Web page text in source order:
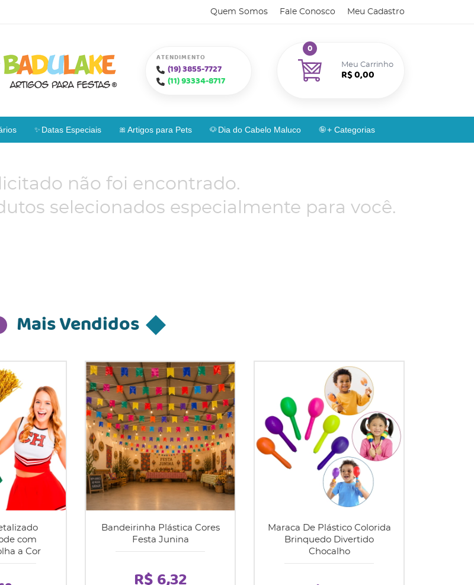
Quem Somos Fale Conosco Meu Cadastro
ATENDIMENTO
(19)3855-7727
(11)93334-8717
Meu Carrinho
0
R$ 0,00
Datas Especiais Artigos para Pets Dia do Cabelo Maluco + Categorias
não foi encontrado.
selecionados especialmente para você.
Mais Vendidos
com
a Cor
Bandeirinha Plástica Cores
Festa Junina
Maraca De Plástico Colorida
Brinquedo Divertido
Chocalho